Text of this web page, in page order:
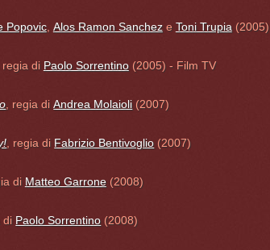
Popovic, Alos Ramon Sancheze Toni Trupia(2005)
regia di Paolo Sorrentino(2005) - Film TV
, regia diAndrea Molaioli (2007)
, regia di Fabrizio Bentivoglio (2007)
di Matteo Garrone(2008)
di Paolo Sorrentino (2008)